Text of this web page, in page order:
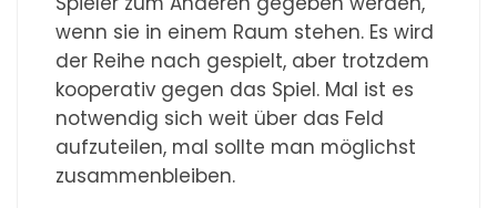
wenn sie in einem Raum stehen. Es wird
der Reihe nach gespielt, aber trotzdem
kooperativ gegen das Spiel. Mal ist es
notwendig sich weit über das Feld
aufzuteilen, mal sollte man möglichst
zusammenbleiben.